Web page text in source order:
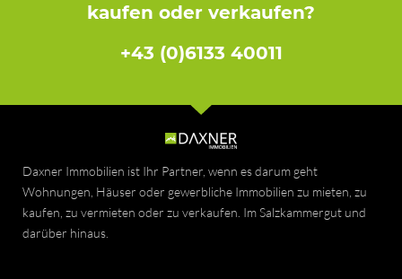
kaufen oder verkaufen?
+43 (0)6133 40011
Daxner Immobilien ist Ihr Partner, wenn es darum geht
Wohnungen, Häuser oder gewerbliche Immobilien zu mieten, zu
kaufen, zu vermieten oder zu verkaufen. Im Salzkammergut und
darüber hinaus.